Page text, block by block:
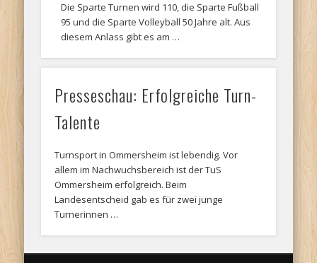
Die Sparte Turnen wird 110, die Sparte Fußball
95 und die Sparte Volleyball 50 Jahre alt. Aus
diesem Anlass gibt es am …
Presseschau: Erfolgreiche Turn-
Talente
Turnsport in Ommersheim ist lebendig. Vor
allem im Nachwuchsbereich ist der TuS
Ommersheim erfolgreich. Beim
Landesentscheid gab es für zwei junge
Turnerinnen …